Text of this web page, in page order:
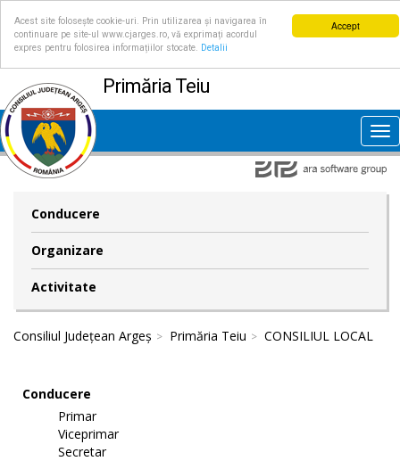
Accept
Acest site folosește cookie-uri. Prin utilizarea și navigarea în
continuare pe site-ul www.cjarges.ro, vă exprimați acordul
expres pentru folosirea informațiilor stocate.
Detalii
Primăria Teiu
Conducere
Organizare
Activitate
Consiliul Județean Argeș Primăria Teiu CONSILIUL LOCAL
Conducere
Primar
Viceprimar
Secretar